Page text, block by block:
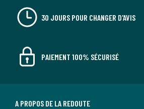
30 JOURS POUR CHANGER D'AVIS
PAIEMENT 100% SÉCURISÉ
A PROPOS DE LA REDOUTE